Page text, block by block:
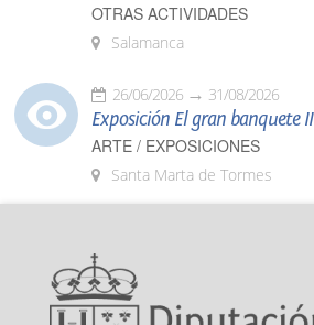
OTRAS ACTIVIDADES
Salamanca
26/06/2026 31/08/2026
Exposición El gran banquete II
ARTE / EXPOSICIONES
Santa Marta de Tormes